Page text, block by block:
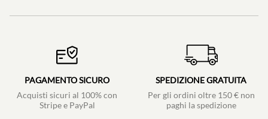
PAGAMENTO SICURO
Acquisti sicuri al 100% con
Stripe e PayPal
SPEDIZIONE GRATUITA
Per gli ordini oltre 150 € non
paghi la spedizione